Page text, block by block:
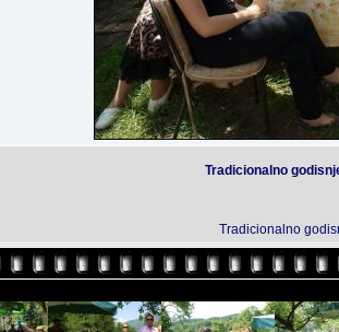
Tradicionalno
Tradicionalno